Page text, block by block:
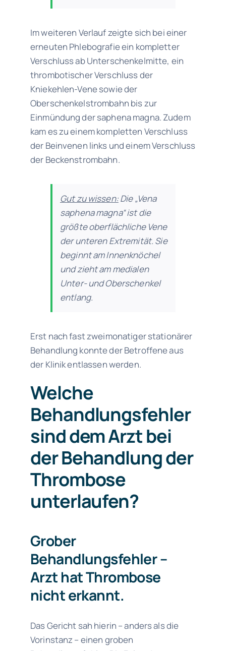
Im weiteren Verlauf zeigte sich bei einer
erneuten Phlebografie ein kompletter
Verschluss ab Unterschenkelmitte, ein
thrombotischer Verschluss der
Kniekehlen-Vene sowie der
Oberschenkelstrombahn bis zur
Einmündung der saphena magna. Zudem
kam es zu einem kompletten Verschluss
der Beinvenen links und einem Verschluss
der Beckenstrombahn.
Gut zu wissen:Die „Vena
saphena magna“ ist die
größte oberflächliche Vene
der unteren Extremität. Sie
beginnt am Innenknöchel
und zieht am medialen
Unter- und Oberschenkel
entlang.
Erst nach fast zweimonatiger stationärer
Behandlung konnte der Betroffene aus
der Klinik entlassen werden.
Welche
Behandlungsfehler
sind dem Arzt bei
der Behandlung der
Thrombose
unterlaufen?
Grober
Behandlungsfehler –
Arzt hat Thrombose
nicht erkannt.
Das Gericht sah hierin – anders als die
Vorinstanz – einen groben